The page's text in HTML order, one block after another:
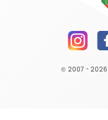
© 2007 - 2026